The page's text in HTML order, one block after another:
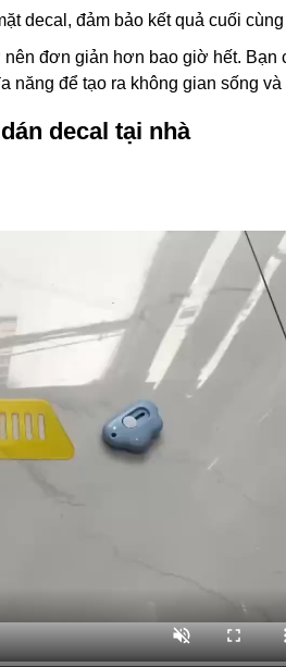
decal, đảm bảo kết quả cuối cùng
đơn giản hơn bao giờ hết.
năng để tạo ra không gian sống
decal tại nhà